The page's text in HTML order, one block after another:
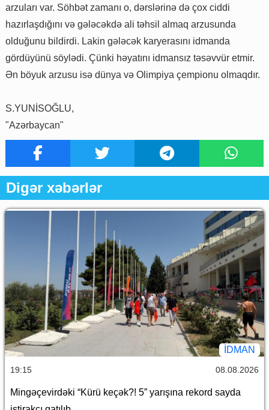
arzuları var. Söhbət zamanı o, dərslərinə də çox ciddi
hazırlaşdığını və gələcəkdə ali təhsil almaq arzusunda
olduğunu bildirdi. Lakin gələcək karyerasını idmanda
gördüyünü söylədi. Çünki həyatını idmansız təsəvvür etmir.
Ən böyuk arzusu isə dünya və Olimpiya çempionu olmaqdır.
S.YUNİSOĞLU,
"Azərbaycan"
Digər xəbərlər
İDMAN
19:15 08.08.2026
Mingəçevirdəki “Kürü keçək?! 5” yarışına rekord sayda